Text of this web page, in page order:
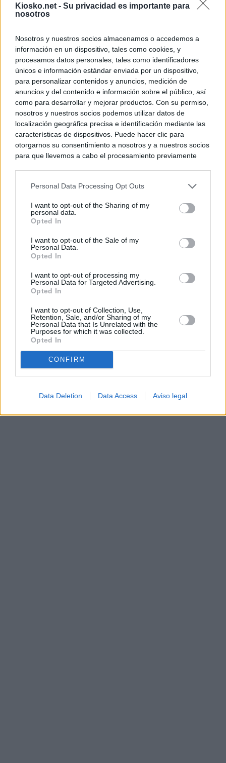
Kiosko.net - Su privacidad es importante para
nosotros
Nosotros y nuestros socios almacenamos o accedemos a
información en un dispositivo, tales como cookies, y
procesamos datos personales, tales como identificadores
únicos e información estándar enviada por un dispositivo,
para personalizar contenidos y anuncios, medición de
anuncios y del contenido e información sobre el público, así
como para desarrollar y mejorar productos. Con su permiso,
nosotros y nuestros socios podemos utilizar datos de
localización geográfica precisa e identificación mediante las
características de dispositivos. Puede hacer clic para
otorgarnos su consentimiento a nosotros y a nuestros socios
para que llevemos a cabo el procesamiento previamente
negar su consentimiento. Tenga en cuenta que algún
de su consentimiento, pero usted tiene el derecho de
rechazar tal procesamiento. Sus preferencias se aplicarán
cualquier momento entrando de nuevo en este sitio web o
visitando nuestra política de privacidad.
Personal Data Processing Opt Outs
I want to opt-out of the Sharing of my
personal data.
Opted In
I want to opt-out of the Sale of my
Personal Data.
Opted In
I want to opt-out of processing my
Personal Data for Targeted Advertising.
Opted In
I want to opt-out of Collection, Use,
Retention, Sale, and/or Sharing of my
Personal Data that Is Unrelated with the
Purposes for which it was collected.
Opted In
CONFIRM
Data Deletion Data Access Aviso legal